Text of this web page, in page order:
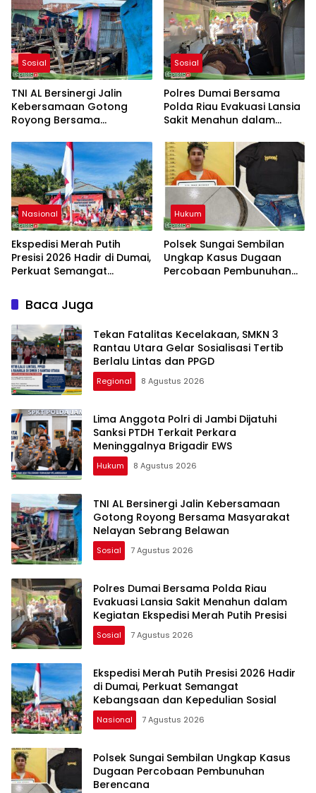
Sosial
TNI AL Bersinergi Jalin
Kebersamaan Gotong
Royong Bersama
Sebrang Belawan
Sosial
Polres Dumai Bersama
Polda Riau Evakuasi Lansia
Sakit Menahun dalam
Putih Presisi
Nasional
Ekspedisi Merah Putih
Presisi 2026 Hadir di Dumai,
Perkuat Semangat
Kepedulian Sosial
Hukum
Polsek Sungai Sembilan
Ungkap Kasus Dugaan
Percobaan Pembunuhan
Baca Juga
Tekan Fatalitas Kecelakaan, SMKN 3
Rantau Utara Gelar Sosialisasi Tertib
Berlalu Lintas dan PPGD
Regional 8 Agustus 2026
Lima Anggota Polri di Jambi Dijatuhi
Sanksi PTDH Terkait Perkara
Meninggalnya Brigadir EWS
Hukum 8 Agustus 2026
TNI AL Bersinergi Jalin Kebersamaan
Gotong Royong Bersama Masyarakat
Nelayan Sebrang Belawan
Sosial 7 Agustus 2026
Polres Dumai Bersama Polda Riau
Evakuasi Lansia Sakit Menahun dalam
Kegiatan Ekspedisi Merah Putih Presisi
Sosial 7 Agustus 2026
Ekspedisi Merah Putih Presisi 2026 Hadir
di Dumai, Perkuat Semangat
Kebangsaan dan Kepedulian Sosial
Nasional 7 Agustus 2026
Polsek Sungai Sembilan Ungkap Kasus
Dugaan Percobaan Pembunuhan
Berencana